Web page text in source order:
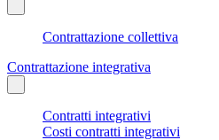
Contrattazione collettiva
Contrattazione integrativa
Contratti integrativi
Costi contratti integrativi